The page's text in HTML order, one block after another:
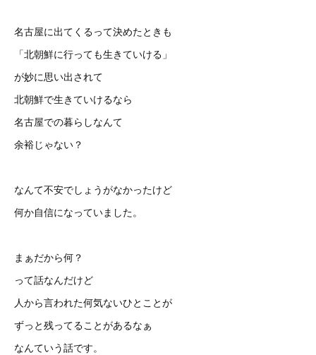
名古屋に出てくるって決めたときも
「北朝鮮に行っても生きていける」
が妙に思い出されて
北朝鮮で生きていけるなら
名古屋での暮らしなんて
余裕じゃない？
なんて不安でしょうがなかったけど
何か自信になっていました。
まぁだから何？
って話なんだけど
人から言われた何気ないひとことが
ずっと残ってることがあるなぁ
なんていう話です。